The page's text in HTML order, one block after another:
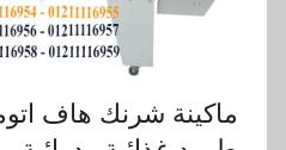
ماكينة شرنك هاف